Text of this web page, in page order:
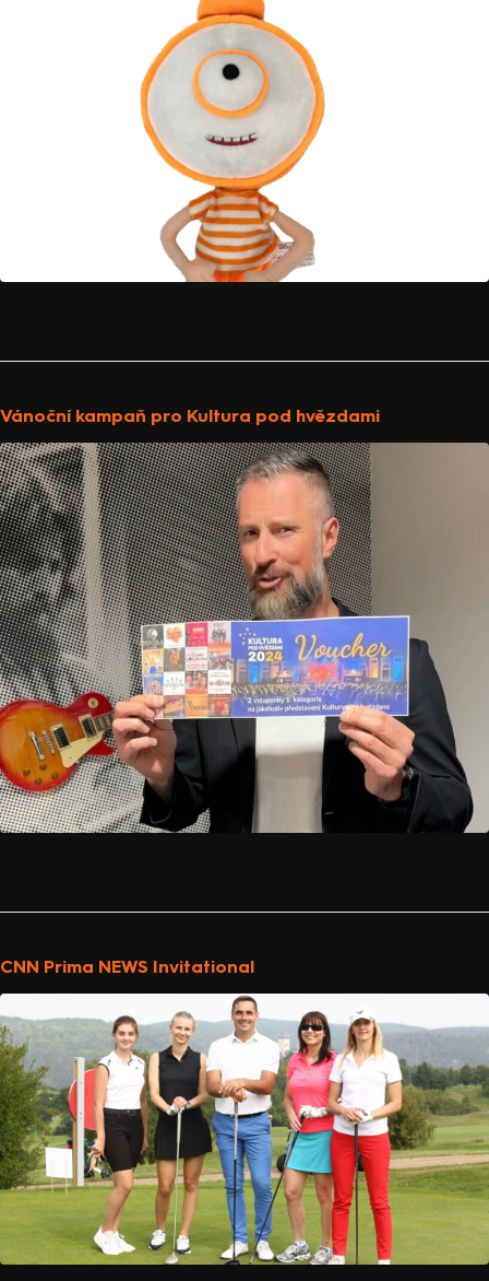
Vánoční kampaň pro Kultura pod hvězdami
CNN Prima NEWS Invitational